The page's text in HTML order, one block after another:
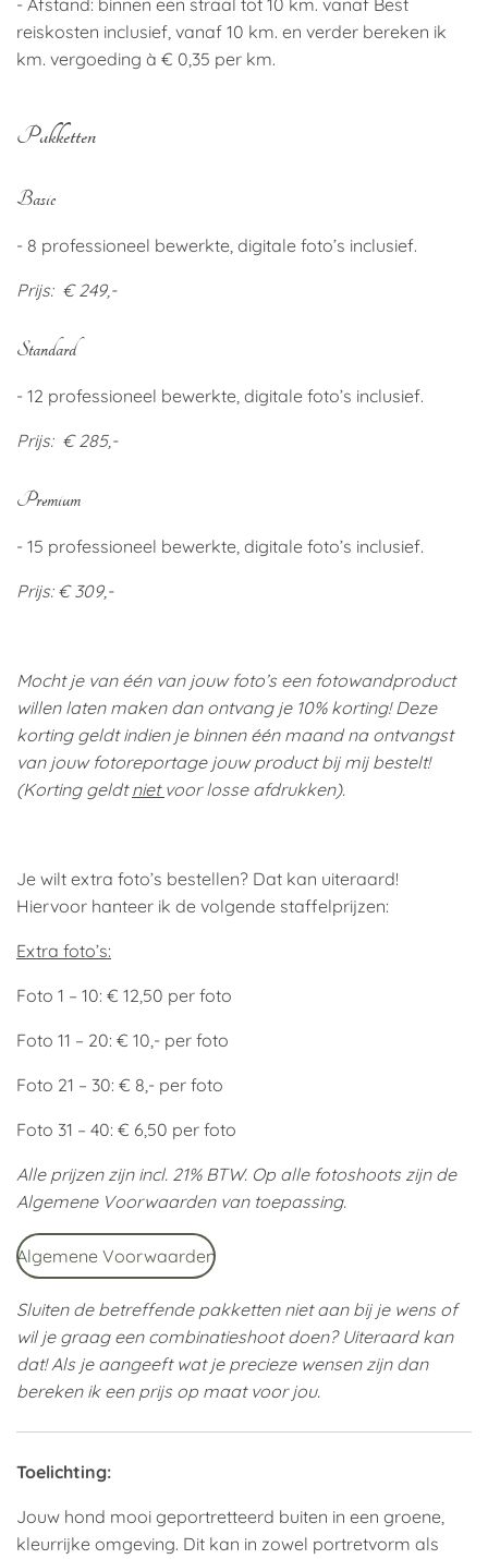
- Afstand: binnen een straal tot 10 km. vanaf Best
reiskosten inclusief, vanaf 10 km. en verder bereken ik
km. vergoeding à € 0,35 per km.
Pakketten
Basic
- 8 professioneel bewerkte, digitale foto’s inclusief.
Prijs: € 249,-
Standard
- 12 professioneel bewerkte, digitale foto’s inclusief.
Prijs: € 285,-
Premium
- 15 professioneel bewerkte, digitale foto’s inclusief.
Prijs: € 309,-
Mocht je van één van jouw foto’s een fotowandproduct
willen laten maken dan ontvang je 10% korting! Deze
korting geldt indien je binnen één maand na ontvangst
van jouw fotoreportage jouw product bij mij bestelt!
(Korting geldtniet voor losse afdrukken).
Je wilt extra foto’s bestellen? Dat kan uiteraard!
Hiervoor hanteer ik de volgende staffelprijzen:
Extra foto’s:
Foto 1 – 10: € 12,50 per foto
Foto 11 – 20: € 10,- per foto
Foto 21 – 30: € 8,- per foto
Foto 31 – 40: € 6,50 per foto
Alle prijzen zijn incl. 21% BTW. Op alle fotoshoots zijn de
Algemene Voorwaarden van toepassing.
Algemene Voorwaarden
Sluiten de betreffende pakketten niet aan bij je wens of
wil je graag een combinatieshoot doen? Uiteraard kan
dat! Als je aangeeft wat je precieze wensen zijn dan
bereken ik een prijs op maat voor jou.
Toelichting:
Jouw hond mooi geportretteerd buiten in een groene,
kleurrijke omgeving. Dit kan in zowel portretvorm als